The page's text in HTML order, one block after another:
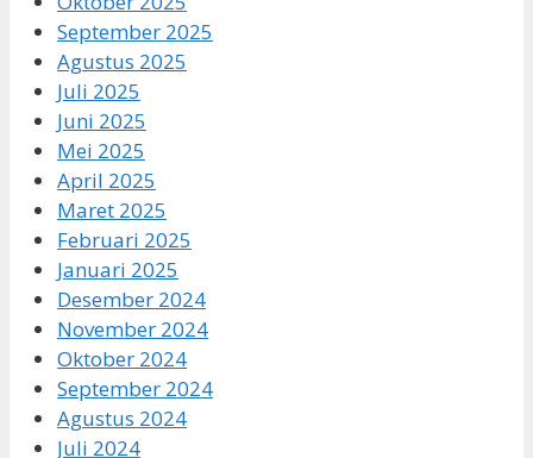
September 2025
Agustus 2025
Juli 2025
Juni 2025
Mei 2025
April 2025
Maret 2025
Februari 2025
Januari 2025
Desember 2024
November 2024
Oktober 2024
September 2024
Agustus 2024
Juli 2024